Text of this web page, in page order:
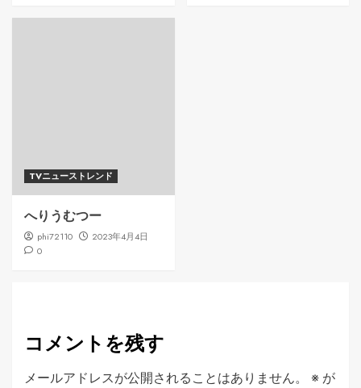
TVニューストレンド
へりうむつー
phi72110
2023年4月4日
0
コメントを残す
メールアドレスが公開されることはありません。 ※ が